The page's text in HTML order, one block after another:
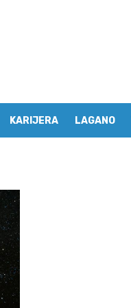
KARIJERA LAGANO